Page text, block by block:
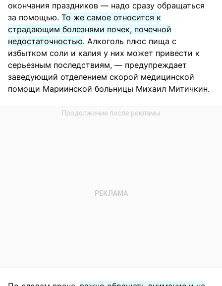
окончания праздников — надо сразу обращаться
за помощью. То же самое относится к
страдающим болезнями почек, почечной
недостаточностью. Алкоголь плюс пища с
избытком соли и калия у них может привести к
серьезным последствиям, — предупреждает
заведующий отделением скорой медицинской
помощи Мариинской больницы Михаил Митичкин.